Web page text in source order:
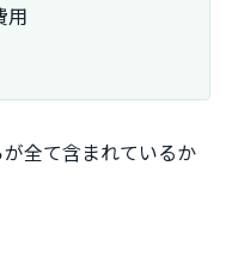
用
全て含まれているか